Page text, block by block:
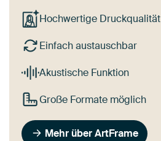
Hochwertige Druckqualität
Einfach austauschbar
Akustische Funktion
Große Formate möglich
Mehr über ArtFrame